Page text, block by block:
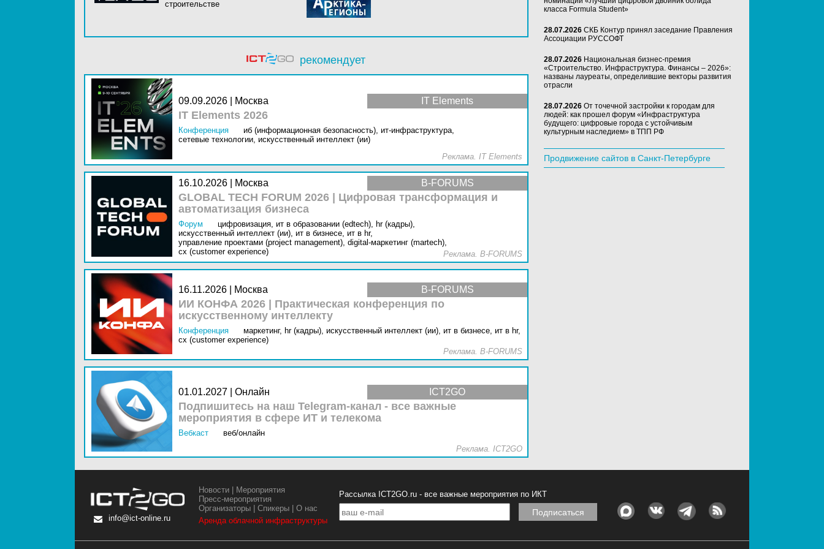
строительстве
рекомендует
IT Elements
09.09.2026 | Москва
IT Elements 2026
Конференция иб (информационная безопасность), ит-инфраструктура,
сетевые технологии, искусственный интеллект (ии)
Реклама. IT Elements
B-FORUMS
16.10.2026 | Москва
GLOBAL TECH FORUM 2026 | Цифровая трансформация и
автоматизация бизнеса
Форум цифровизация, ит в образовании (edtech), hr (кадры),
искусственный интеллект (ии), ит в бизнесе, ит в hr,
управление проектами (project management), digital-маркетинг (martech),
cx (customer experience)
Реклама. B-FORUMS
B-FORUMS
16.11.2026 | Москва
ИИ КОНФА 2026 | Практическая конференция по
искусственному интеллекту
Конференция маркетинг, hr (кадры), искусственный интеллект (ии), ит в бизнесе, ит в hr,
cx (customer experience)
Реклама. B-FORUMS
ICT2GO
01.01.2027 | Онлайн
Подпишитесь на наш Telegram-канал - все важные
мероприятия в сфере ИТ и телекома
Вебкаст
веб/онлайн
Реклама. ICT2GO
класса Formula Student»
28.07.2026 СКБ Контур принял заседание Правления
Ассоциации РУССОФТ
28.07.2026 Национальная бизнес-премия
«Строительство. Инфраструктура. Финансы – 2026»:
названы лауреаты, определившие векторы развития
отрасли
28.07.2026 От точечной застройки к городам для
людей: как прошел форум «Инфраструктура
будущего: цифровые города с устойчивым
культурным наследием» в ТПП РФ
Продвижение сайтов в Санкт-Петербурге
info@ict-online.ru
Новости
Мероприятия
Пресс-мероприятия
Организаторы |Спикеры |О нас
Аренда облачной инфраструктуры
Рассылка ICT2GO.ru - все важные мероприятия по ИКТ